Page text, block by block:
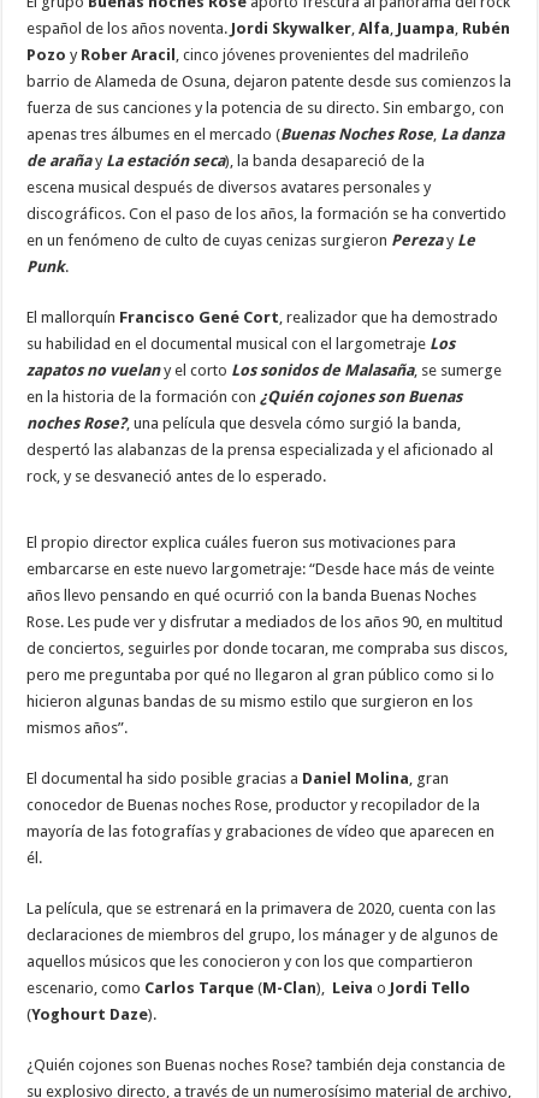
español de los años noventa. Jordi Skywalker,Alfa, Juampa, Rubén
Pozo y Rober Aracil , cinco jóvenes provenientes del madrileño
barrio de Alameda de Osuna, dejaron patente desde sus comienzos la
fuerza de sus canciones y la potencia de su directo. Sin embargo, con
apenas tres álbumes en el mercado (Buenas Noches Rose, La danza
de arañay La estación seca), la banda desapareció de la
escena musical después de diversos avatares personales y
discográficos. Con el paso de los años, la formación se ha convertido
en un fenómeno de culto de cuyas cenizas surgieron Perezay Le
Punk.
El mallorquín Francisco Gené Cort, realizador que ha demostrado
su habilidad en el documental musical con el largometraje Los
zapatos no vuelany el corto Los sonidos de Malasaña, se sumerge
en la historia de la formación con¿Quién cojones son Buenas
noches Rose?, una película que desvela cómo surgió la banda,
despertó las alabanzas de la prensa especializada y el aficionado al
rock, y se desvaneció antes de lo esperado.
El propio director explica cuáles fueron sus motivaciones para
embarcarse en este nuevo largometraje: “Desde hace más de veinte
años llevo pensando en qué ocurrió con la banda Buenas Noches
Rose. Les pude ver y disfrutar a mediados de los años 90, en multitud
de conciertos, seguirles por donde tocaran, me compraba sus discos,
pero me preguntaba por qué no llegaron al gran público como si lo
hicieron algunas bandas de su mismo estilo que surgieron en los
mismos años”.
El documental ha sido posible gracias a Daniel Molina, gran
conocedor de Buenas noches Rose, productor y recopilador de la
mayoría de las fotografías y grabaciones de vídeo que aparecen en
él.
La película, que se estrenará en la primavera de 2020, cuenta con las
declaraciones de miembros del grupo, los mánager y de algunos de
aquellos músicos que les conocieron y con los que compartieron
escenario, como Carlos Tarque(M-Clan), Leiva o Jordi Tello
(Yoghourt Daze).
¿Quién cojones son Buenas noches Rose? también deja constancia de
su explosivo directo, a través de un numerosísimo material de archivo,